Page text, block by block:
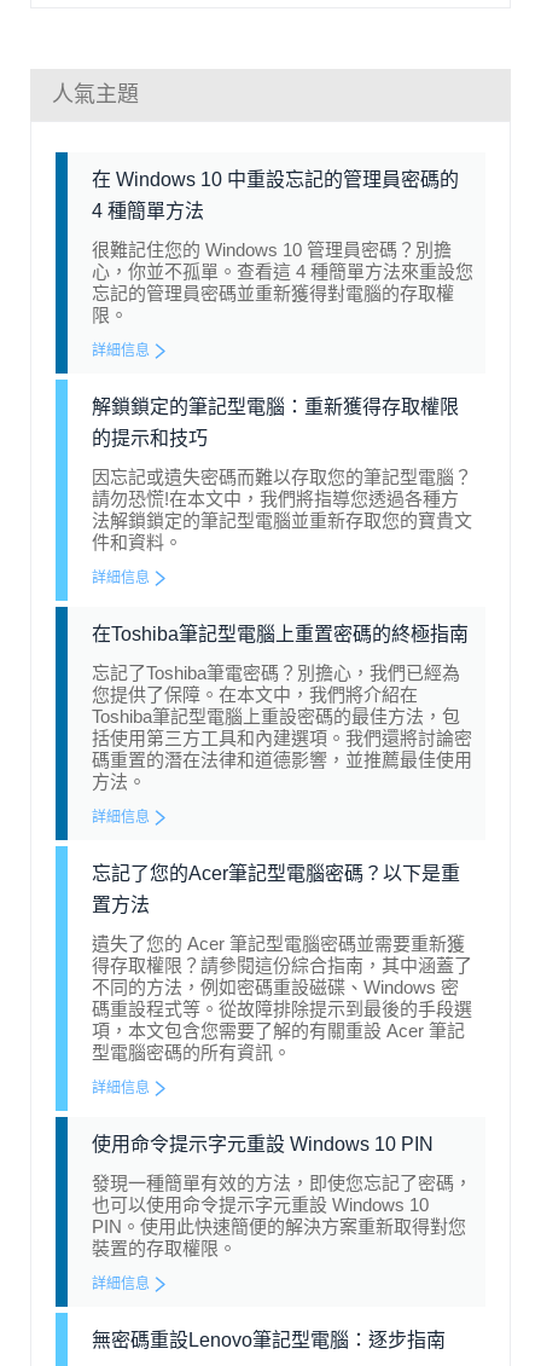
人氣主題
在 Windows 10 中重設忘記的管理員密碼的
4 種簡單方法
很難記住您的 Windows 10 管理員密碼？別擔
心，你並不孤單。查看這 4 種簡單方法來重設您
忘記的管理員密碼並重新獲得對電腦的存取權
限。
詳細信息
解鎖鎖定的筆記型電腦：重新獲得存取權限
的提示和技巧
因忘記或遺失密碼而難以存取您的筆記型電腦？
請勿恐慌!在本文中，我們將指導您透過各種方
法解鎖鎖定的筆記型電腦並重新存取您的寶貴文
件和資料。
詳細信息
在Toshiba筆記型電腦上重置密碼的終極指南
忘記了Toshiba筆電密碼？別擔心，我們已經為
您提供了保障。在本文中，我們將介紹在
Toshiba筆記型電腦上重設密碼的最佳方法，包
括使用第三方工具和內建選項。我們還將討論密
碼重置的潛在法律和道德影響，並推薦最佳使用
方法。
詳細信息
忘記了您的Acer筆記型電腦密碼？以下是重
置方法
遺失了您的 Acer 筆記型電腦密碼並需要重新獲
得存取權限？請參閱這份綜合指南，其中涵蓋了
不同的方法，例如密碼重設磁碟、Windows 密
碼重設程式等。從故障排除提示到最後的手段選
項，本文包含您需要了解的有關重設 Acer 筆記
型電腦密碼的所有資訊。
詳細信息
使用命令提示字元重設 Windows 10 PIN
發現一種簡單有效的方法，即使您忘記了密碼，
也可以使用命令提示字元重設 Windows 10
PIN。使用此快速簡便的解決方案重新取得對您
裝置的存取權限。
詳細信息
無密碼重設Lenovo筆記型電腦：逐步指南